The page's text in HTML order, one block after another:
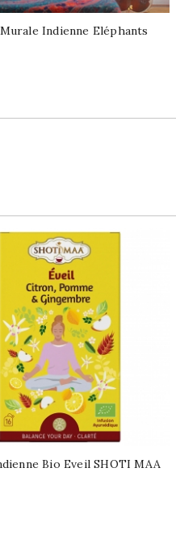
Indienne Eléphants
Bio Eveil SHOTI MAA